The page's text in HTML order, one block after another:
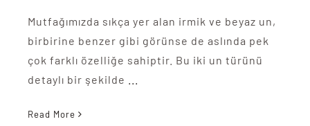
Mutfağımızda sıkça yer alan irmik ve beyaz un,
birbirine benzer gibi görünse de aslında pek
çok farklı özelliğe sahiptir. Bu iki un türünü
detaylı bir şekilde
Read More